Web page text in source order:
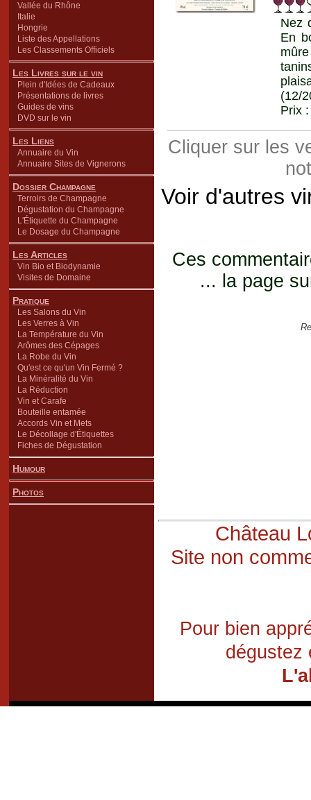
Vallée du Rhône
Italie
Hongrie
Liste des Appellations
Les Classements Officiels
Les Livres sur le vin
Plein d'Idées de Cadeaux
Présentations de livres
Guides de vins
DVD sur le vin
Les Liens
Annuaire du Vin
Annuaire Sites de Vignerons
Dossier Champagne
Terroirs de Champagne
Dégustation du Champagne
L'Étiquette du Champagne
Le Dosage du Champagne
Les Articles
Vin Bio et Biodynamie
Visites de Domaine
Pratique
Les Salons du Vin
Les Verres à Vin
La Température du Vin
Arômes des Cépages
La Robe du Vin
Qu'est ce qu'un Vin Fermé ?
La Minéralité du Vin
La Réduction
Vin et Carafe
Bouteille entamée
Accords Vin et Mets
Le Décollage d'Étiquettes
Fiches de Dégustation
Humour
Photos
Nez
En
(12/
Prix
Cliquer sur les
Voir d'autres
Ces
... la page
Château
Site non
Pour bien
dégustez